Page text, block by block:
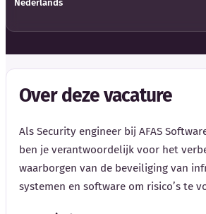
Nederlands
Over deze vacature
Als Security engineer bij AFAS
ben je verantwoordelijk voor het
waarborgen van de beveiliging van
systemen en software om risico’s te